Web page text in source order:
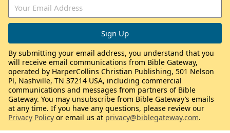
By submitting your email address, you understand that you
will receive email communications from Bible Gateway,
operated by HarperCollins Christian Publishing, 501 Nelson
Pl, Nashville, TN 37214 USA, including commercial
communications and messages from partners of Bible
Gateway. You may unsubscribe from Bible Gateway’s emails
at any time. If you have any questions, please review our
Privacy Policy or email us at privacy@biblegateway.com.